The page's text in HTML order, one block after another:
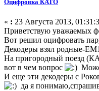
Оцифровка КАТО
« : 23 Августа 2013,
Приветствую уважаемых
Вот решил оцифровать
Декодеры взял родные-
На пригородный поезд
вот в чем вопрос
И еще эти декодеры с
да я